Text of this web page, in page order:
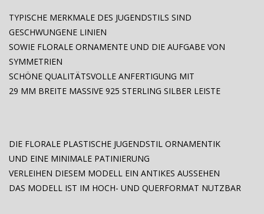
TYPISCHE MERKMALE DES JUGENDSTILS SIND
GESCHWUNGENE LINIEN
SOWIE FLORALE ORNAMENTE UND DIE AUFGABE VON
SYMMETRIEN
SCHÖNE QUALITÄTSVOLLE ANFERTIGUNG MIT
29 MM BREITE MASSIVE 925 STERLING SILBER LEISTE
DIE FLORALE PLASTISCHE JUGENDSTIL ORNAMENTIK
UND EINE MINIMALE PATINIERUNG
VERLEIHEN DIESEM MODELL EIN ANTIKES AUSSEHEN
DAS MODELL IST IM HOCH- UND QUERFORMAT NUTZBAR